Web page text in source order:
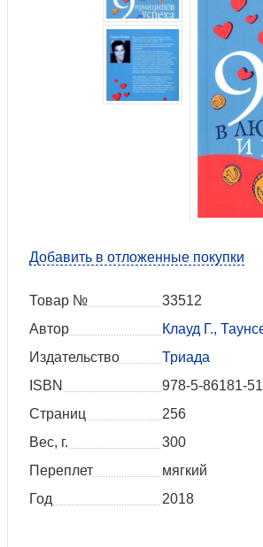
Добавить в отложенные покупки
Товар №
33512
Автор
Клауд Г.,
Издательство
Триада
ISBN
978-5-86181-
Страниц
256
Вес, г.
300
Переплет
мягкий
Год
2018